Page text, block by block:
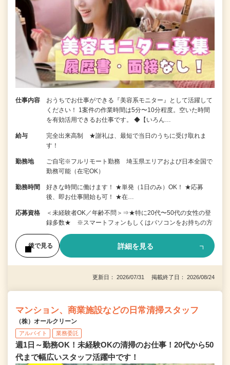
仕事内容
おうちでお仕事ができる『美容系モニター』として活躍して
ください！ 1案件の作業時間は5分〜10分程度。空いた時間
を有効活用できるお仕事です。 ◆【いろん…
給与
完全出来高制 ★謝礼は、最短で当日のうちに受け取れま
す！
勤務地
ご自宅※フルリモート勤務 埼玉県エリアおよび日本全国で
勤務可能（在宅OK）
勤務時間
好きな時間に働けます！ ★単発（1日のみ）OK！ ★応募
後、即お仕事開始も可！ ★在…
応募資格
＜未経験者OK／年齢不問＞⇒★特に20代〜50代の女性の登
録多数★ ※スマートフォンもしくはパソコンをお持ちの方
後で見る 詳細を見る
更新日： 2026/07/31 掲載終了日： 2026/08/24
マンション、商業施設などの日常清掃スタッフ
（株）オールクリーン
アルバイト 業務委託
週1日～勤務OK！未経験OKの清掃のお仕事！20代から50
代まで幅広いスタッフ活躍中です！